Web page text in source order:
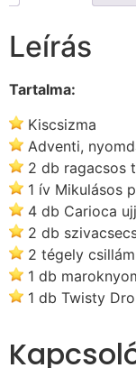
Leírás
Tartalma:
Kiscsizma
Adventi,
2 db ragacsos
1 ív Mikulásos
4 db Carioca
2 db
2 tégely
1 db
1 db Twisty